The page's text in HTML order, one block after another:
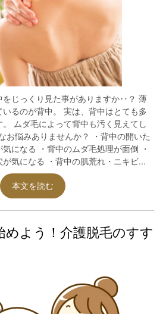
をじっくり見た事がありますか‥？ 薄
るのが背中。 実は、背中はとても多
ムダ毛によって背中も汚く見えてし
悩みありませんか？ ・背中の開いた
になる ・背中のムダ毛処理が面倒 ・
気になる ・背中の肌荒れ・ニキビ...
本文を読む
めよう！介護脱毛のすす